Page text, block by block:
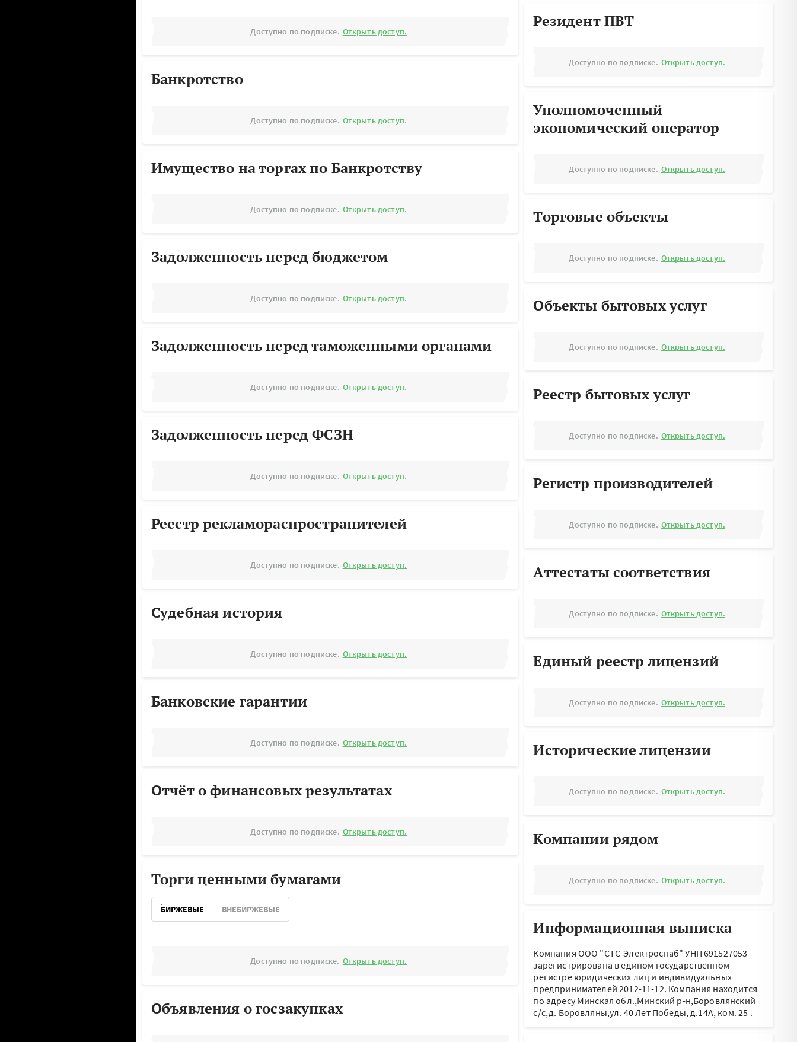
Доступно по подписке. Открыть доступ.
Банкротство
Доступно по подписке. Открыть доступ.
Имущество на торгах по Банкротству
Доступно по подписке. Открыть доступ.
Задолженность перед бюджетом
Доступно по подписке. Открыть доступ.
Задолженность перед таможенными органами
Доступно по подписке. Открыть доступ.
Задолженность перед ФСЗН
Доступно по подписке. Открыть доступ.
Реестр рекламораспространителей
Доступно по подписке. Открыть доступ.
Судебная история
Доступно по подписке. Открыть доступ.
Банковские гарантии
Доступно по подписке. Открыть доступ.
Отчёт о финансовых результатах
Доступно по подписке. Открыть доступ.
Торги ценными бумагами
БИРЖЕВЫЕ ВНЕБИРЖЕВЫЕ
Доступно по подписке. Открыть доступ.
Объявления о госзакупках
Резидент ПВТ
Доступно по подписке. Открыть доступ.
Уполномоченный
экономический оператор
Доступно по подписке. Открыть доступ.
Торговые объекты
Доступно по подписке. Открыть доступ.
Объекты бытовых услуг
Доступно по подписке. Открыть доступ.
Реестр бытовых услуг
Доступно по подписке. Открыть доступ.
Регистр производителей
Доступно по подписке. Открыть доступ.
Аттестаты соответствия
Доступно по подписке. Открыть доступ.
Единый реестр лицензий
Доступно по подписке. Открыть доступ.
Исторические лицензии
Доступно по подписке. Открыть доступ.
Компании рядом
Доступно по подписке. Открыть доступ.
Информационная выписка
Компания ООО "СТС-Электроснаб" УНП 691527053
зарегистрирована в едином государственном
регистре юридических лиц и индивидуальных
предпринимателей 2012-11-12. Компания находится
по адресуМинская обл.,Минский р-н,Боровлянский
с/с,д. Боровляны,ул. 40 Лет Победы, д.14А, ком. 25 .